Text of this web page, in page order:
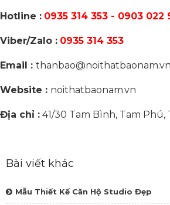
Hotline : 0935 314 353 - 0903 022
Viber/Zalo : 0935 314 353
Email : thanbao@noithatbaonam.vn
Website : noithatbaonam.vn
Địa chỉ : 41/30 Tam Bình, Tam
Bài viết khác
Mẫu Thiết Kế Căn Hộ Studio Đẹp